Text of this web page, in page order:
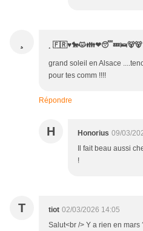
¸ 🇫🇷♥️🐎😾👪❤😴💤🛌🐻🐻
grand soleil en Alsace
pour tes comm !!!!
Répondre
H Honorius 09/03/
Il fait beau aussi
!
T tiot 02/03/2026 14:05
Salut<br /> Y a rien en